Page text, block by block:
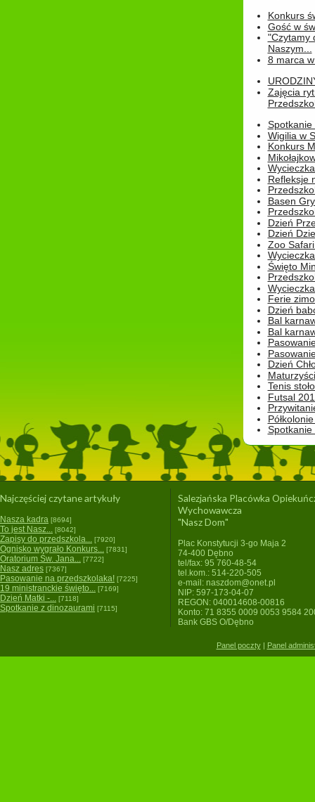
Konkurs
Gość w
"Czytamy
Naszym...
8 marca
Zajęcia
Spotkanie
Wigilia w
Konkurs
Refleksje
Basen
Dzień
Dzień
Zoo
Święto
Ferie
Dzień
Bal
Bal
Dzień
Tenis
Futsal
Najczęściej czytane artykuły
Nasza kadra [8694]
To jest Nasz... [8042]
Zapisy do przedszkola... [7920]
Ognisko wygrało Konkurs... [7831]
Oratorium Św. Jana... [7722]
Nasz adres [7367]
Pasowanie na przedszkolaka! [7225]
19 ministranckie święto... [7169]
Dzień Matki -... [7118]
Spotkanie z dinozaurami [7115]
Salezjańska Placówka
Wychowawcza
"Nasz Dom"
Plac Konstytucji 3-go Maja 2
74-400 Dębno
tel/fax: 95 760-48-54
tel.kom.: 514-220-505
e-mail: naszdom@onet.pl
NIP: 597-173-04-07
REGON: 040014608-00816
Konto: 71 8355 0009 0053 9584
Bank GBS O/Dębno
Panel poczty| Panel